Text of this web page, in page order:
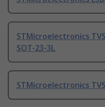
STMicroelectronics
SOT-23-3L
STMicroelectronics